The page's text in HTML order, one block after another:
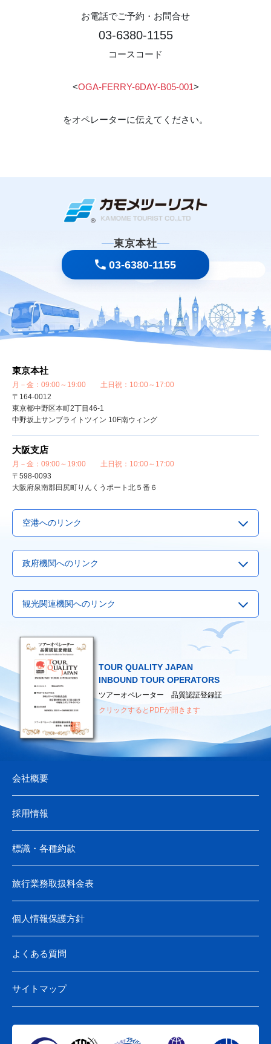
お電話でご予約・お問合せ
03-6380-1155
コースコード
<OGA-FERRY-6DAY-B05-001>
をオペレーターに伝えてください。
東京本社
03-6380-1155
東京本社
月－金：09:00～19:00 土日祝：10:00～17:00
〒164-0012
東京都中野区本町2丁目46-1
中野坂上サンブライトツイン 10F南ウィング
大阪支店
月－金：09:00～19:00 土日祝：10:00～17:00
〒598-0093
大阪府泉南郡田尻町りんくうポート北５番６
空港へのリンク
▶成田空港
▶羽田空港
▶中部国際空港
▶ 新千歳空港
政府機関へのリンク
▶Visit Japan Webサービス
▶観光庁
▶外務省
厚生労働省
（海外へ渡航されるみなさまへ）
観光関連機関へのリンク
▶日本観光振興協会
日本観光通訳協会
日本地図センター
TOUR QUALITY JAPAN
INBOUND TOUR OPERATORS
ツアーオペレーター 品質認証登録証
クリックするとPDFが開きます
会社概要
採用情報
標識・各種約款
旅行業務取扱料金表
個人情報保護方針
よくある質問
サイトマップ